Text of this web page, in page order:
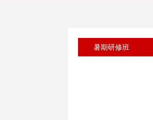
暑期研修班